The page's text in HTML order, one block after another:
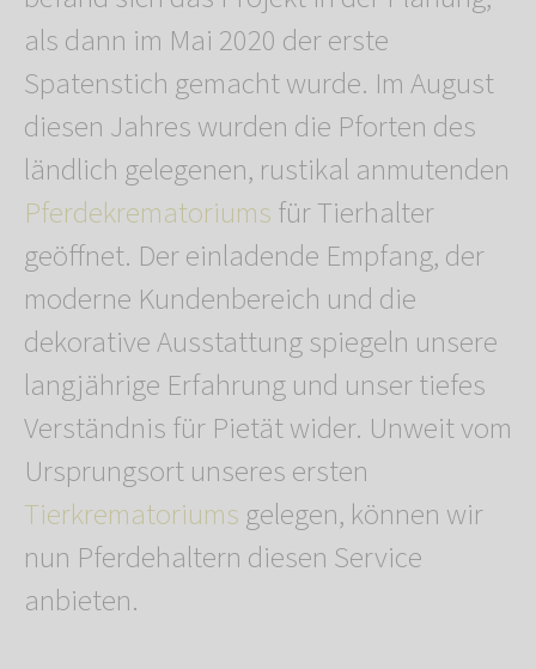
als dann im Mai 2020 der erste
Spatenstich gemacht wurde. Im August
diesen Jahres wurden die Pforten des
ländlich gelegenen, rustikal anmutenden
Pferdekrematoriumsfür Tierhalter
geöffnet. Der einladende Empfang, der
moderne Kundenbereich und die
dekorative Ausstattung spiegeln unsere
langjährige Erfahrung und unser tiefes
Verständnis für Pietät wider. Unweit vom
Ursprungsort unseres ersten
Tierkrematoriumsgelegen, können wir
nun Pferdehaltern diesen Service
anbieten.